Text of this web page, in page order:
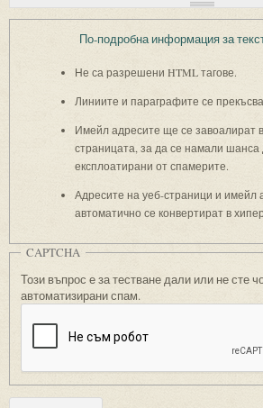
По-подробна информация за
Не са разрешени HTML тагове.
Линиите и параграфите се
Имейл адресите ще се завоалират
страницата, за да се намали шанса
експлоатирани от спамерите.
Адресите на уеб-страници и имейл
автоматично се конвертират в
CAPTCHA
Този въпрос е за тестване дали или не сте
автоматизирани спам.